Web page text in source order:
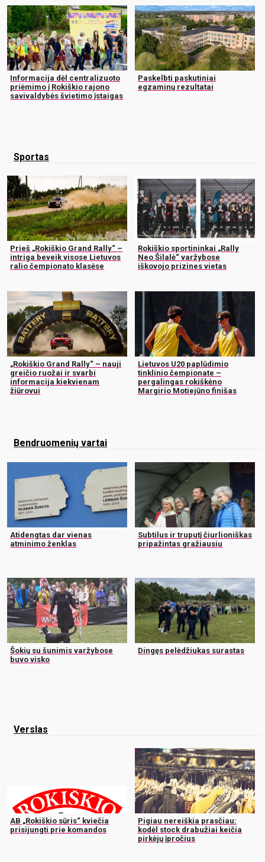
Informacija dėl centralizuoto
priėmimo į Rokiškio rajono
savivaldybės švietimo įstaigas
Paskelbti paskutiniai
egzaminų rezultatai
Sportas
Prieš „Rokiškio Grand Rally“ –
intriga beveik visose Lietuvos
ralio čempionato klasėse
Rokiškio sportininkai „Rally
Neo Šilalė“ varžybose
iškovojo prizines vietas
„Rokiškio Grand Rally“ – nauji
greičio ruožai ir svarbi
informacija kiekvienam
žiūrovui
Lietuvos U20 paplūdimio
tinklinio čempionate –
pergalingas rokiškėno
Margirio Motiejūno finišas
Bendruomenių vartai
Atidengtas dar vienas
atminimo ženklas
Subtilus ir truputį čiurlioniškas
pripažintas gražiausiu
Šokių su šunimis varžybose
buvo visko
Dingęs pelėdžiukas surastas
Verslas
AB „Rokiškio sūris“ kviečia
prisijungti prie komandos
Pigiau nereiškia prasčiau:
kodėl stock drabužiai keičia
pirkėjų įpročius